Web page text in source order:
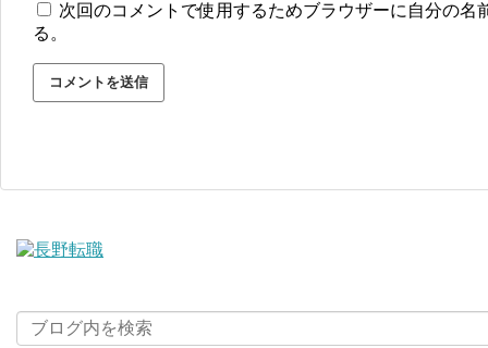
次回のコメントで使用するためブラウザーに自分の名
る。